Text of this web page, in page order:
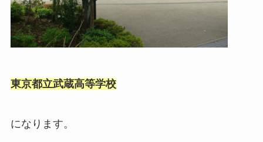
東京都立武蔵高等学校
になります。